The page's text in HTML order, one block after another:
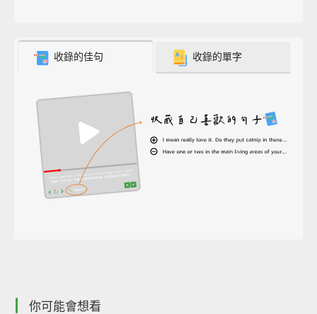
收錄的佳句 收錄的單字
你可能會想看